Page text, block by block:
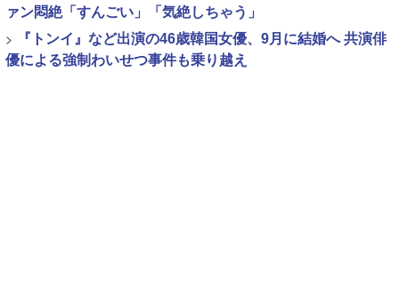
ァン悶絶「すんごい」「気絶しちゃう」
>
『トンイ』など出演の46歳韓国女優、9月に結婚へ 共演俳
優による強制わいせつ事件も乗り越え